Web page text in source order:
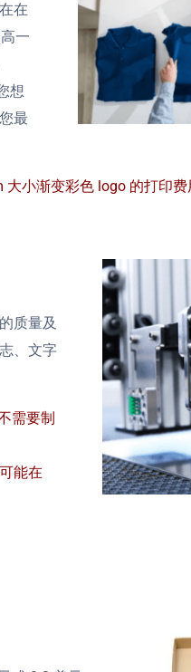
在
一
想
最
小渐变彩色 logo 的打印费
质量及
、文字
需要制
能在